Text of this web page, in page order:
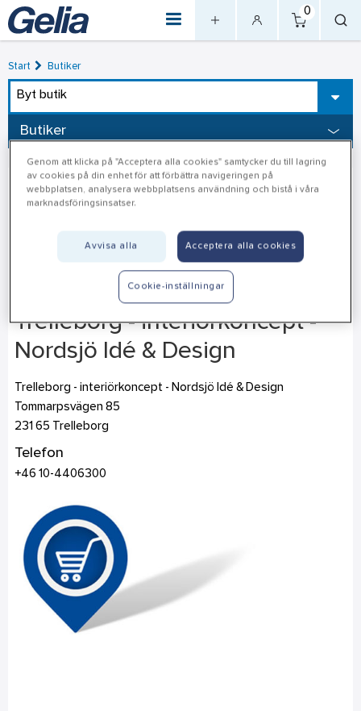
0
Start Butiker
Byt butik
Butiker
Trelleborg - interiörkoncept -
Nordsjö Idé & Design
Trelleborg - interiörkoncept - Nordsjö Idé & Design
Tommarpsvägen 85
231 65
Trelleborg
Telefon
+46 10-4406300
Genom att klicka på "Acceptera alla cookies" samtycker du till lagring
av cookies på din enhet för att förbättra navigeringen på
webbplatsen, analysera webbplatsens användning och bistå i våra
marknadsföringsinsatser.
Avvisa alla Acceptera alla cookies
Cookie-inställningar